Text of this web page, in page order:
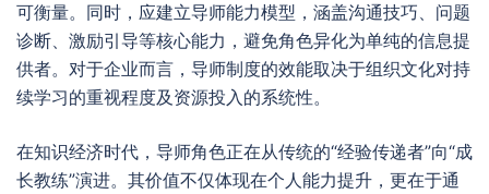
可衡量。同时，应建立导师能力模型，涵盖沟通技巧、问题
诊断、激励引导等核心能力，避免角色异化为单纯的信息提
供者。对于企业而言，导师制度的效能取决于组织文化对持
续学习的重视程度及资源投入的系统性。
在知识经济时代，导师角色正在从传统的“经验传递者”向“成
长教练”演进。其价值不仅体现在个人能力提升，更在于通